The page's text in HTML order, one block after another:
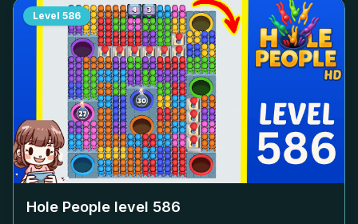
Level 586
Hole People level 586